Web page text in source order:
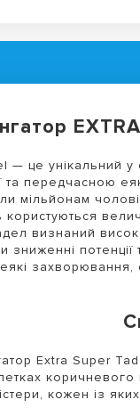
EXTRA
— це унікальний у
та передчасною
мільйонам
користуються
визнаний
зниженні
Extra Super
кожен із